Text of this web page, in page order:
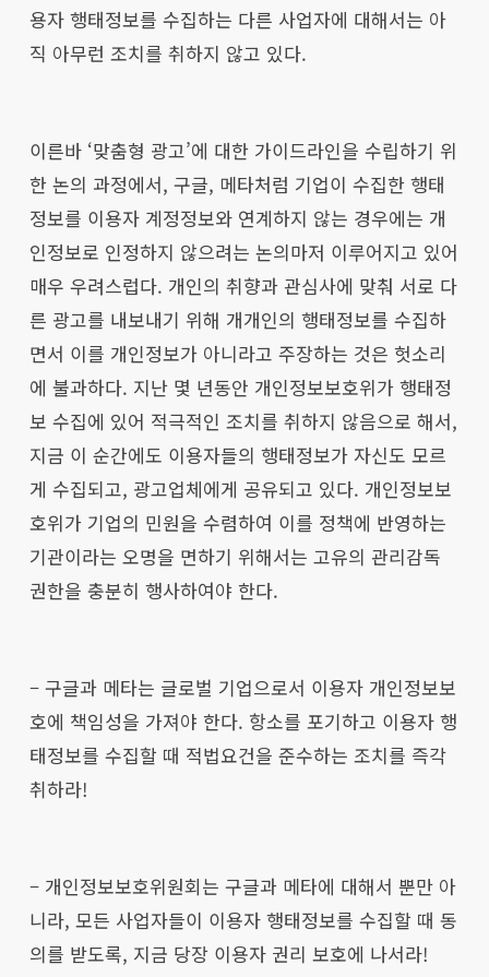
용자 행태정보를 수집하는 다른 사업자에 대해서는 아
직 아무런 조치를 취하지 않고 있다.
이른바 ‘맞춤형 광고’에 대한 가이드라인을 수립하기 위
한 논의 과정에서, 구글, 메타처럼 기업이 수집한 행태
정보를 이용자 계정정보와 연계하지 않는 경우에는 개
인정보로 인정하지 않으려는 논의마저 이루어지고 있어
매우 우려스럽다. 개인의 취향과 관심사에 맞춰 서로 다
른 광고를 내보내기 위해 개개인의 행태정보를 수집하
면서 이를 개인정보가 아니라고 주장하는 것은 헛소리
에 불과하다. 지난 몇 년동안 개인정보보호위가 행태정
보 수집에 있어 적극적인 조치를 취하지 않음으로 해서,
지금 이 순간에도 이용자들의 행태정보가 자신도 모르
게 수집되고, 광고업체에게 공유되고 있다. 개인정보보
호위가 기업의 민원을 수렴하여 이를 정책에 반영하는
기관이라는 오명을 면하기 위해서는 고유의 관리감독
권한을 충분히 행사하여야 한다.
– 구글과 메타는 글로벌 기업으로서 이용자 개인정보보
호에 책임성을 가져야 한다. 항소를 포기하고 이용자 행
태정보를 수집할 때 적법요건을 준수하는 조치를 즉각
취하라!
– 개인정보보호위원회는 구글과 메타에 대해서 뿐만 아
니라, 모든 사업자들이 이용자 행태정보를 수집할 때 동
의를 받도록, 지금 당장 이용자 권리 보호에 나서라!